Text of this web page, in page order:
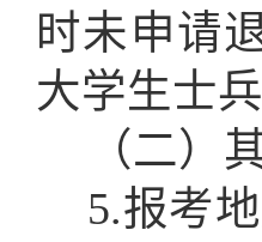
时未申请
大学生士
（二）
5.报考